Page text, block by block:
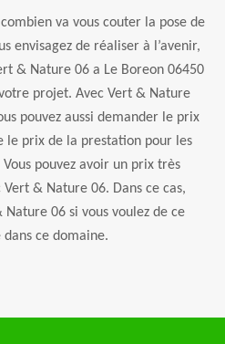
va vous couter la pose de
envisagez de réaliser à l’avenir,
& Nature 06 a Le Boreon 06450
projet. Avec Vert & Nature
pouvez aussi demander le prix
le prix de la prestation pour les
pouvez avoir un prix très
& Nature 06. Dans ce cas,
06 si vous voulez de ce
ce domaine.